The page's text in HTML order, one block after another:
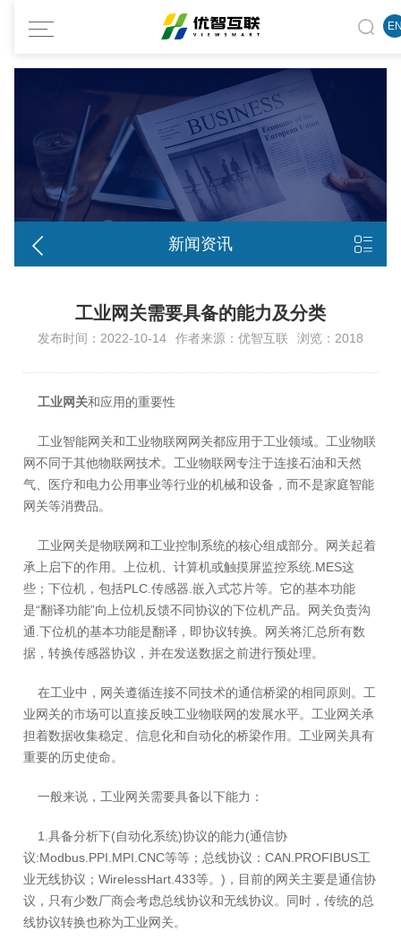
 新闻资讯 
工业网关需要具备的能力及分类
发布时间：2022-10-14 作者来源：优智互联 浏览：2018
工业网关和应用的重要性
工业智能网关和工业物联网网关都应用于工业领域。工业物联
网不同于其他物联网技术。工业物联网专注于连接石油和天然
气、医疗和电力公用事业等行业的机械和设备，而不是家庭智能
网关等消费品。
工业网关是物联网和工业控制系统的核心组成部分。网关起着
承上启下的作用。上位机、计算机或触摸屏监控系统.MES这
些；下位机，包括PLC.传感器.嵌入式芯片等。它的基本功能
是“翻译功能”向上位机反馈不同协议的下位机产品。网关负责沟
通.下位机的基本功能是翻译，即协议转换。网关将汇总所有数
据，转换传感器协议，并在发送数据之前进行预处理。
在工业中，网关遵循连接不同技术的通信桥梁的相同原则。工
业网关的市场可以直接反映工业物联网的发展水平。工业网关承
担着数据收集稳定、信息化和自动化的桥梁作用。工业网关具有
重要的历史使命。
一般来说，工业网关需要具备以下能力：
1.具备分析下(自动化系统)协议的能力(通信协
议:Modbus.PPI.MPI.CNC等等；总线协议：CAN.PROFIBUS工
业无线协议；WirelessHart.433等。)，目前的网关主要是通信协
议，只有少数厂商会考虑总线协议和无线协议。同时，传统的总
线协议转换也称为工业网关。